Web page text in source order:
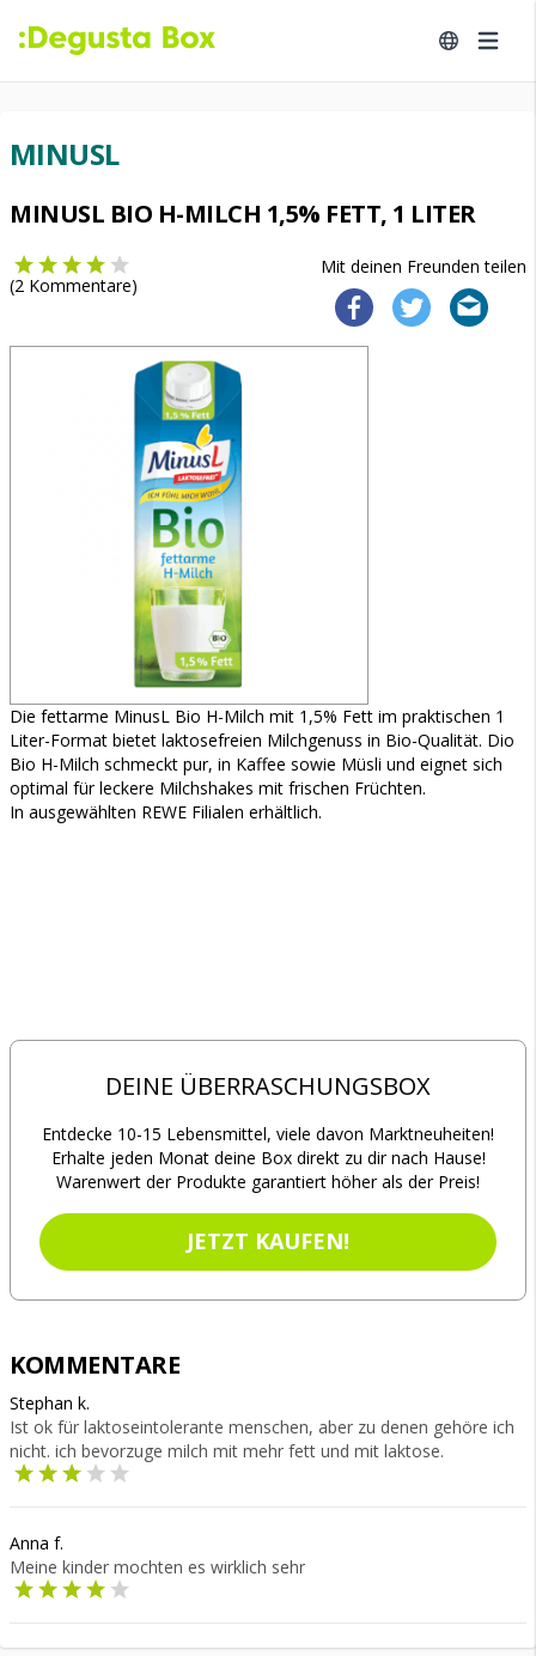
MINUSL
MINUSL BIO H-MILCH 1,5% FETT, 1 LITER
Mit deinen Freunden teilen
(2 Kommentare)
Die fettarme MinusL Bio H-Milch mit 1,5% Fett im praktischen 1
Liter-Format bietet laktosefreien Milchgenuss in Bio-Qualität. Dio
Bio H-Milch schmeckt pur, in Kaffee sowie Müsli und eignet sich
optimal für leckere Milchshakes mit frischen Früchten.
In ausgewählten REWE Filialen erhältlich.
DEINE ÜBERRASCHUNGSBOX
Entdecke 10-15 Lebensmittel, viele davon Marktneuheiten!
Erhalte jeden Monat deine Box direkt zu dir nach Hause!
Warenwert der Produkte garantiert höher als der Preis!
JETZT KAUFEN!
KOMMENTARE
Stephan k.
Ist ok für laktoseintolerante menschen, aber zu denen gehöre ich
nicht. ich bevorzuge milch mit mehr fett und mit laktose.
Anna f.
Meine kinder mochten es wirklich sehr